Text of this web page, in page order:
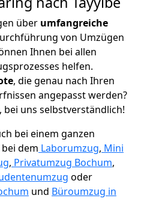
über umfangreiche
von Umzügen
Ihnen bei allen
helfen.
, die genau nach Ihren
angepasst werden?
bei uns selbstverständlich!
bei einem ganzen
dem Laborumzug, Mini
, Privatumzug Bochum,
oder
und Büroumzug in